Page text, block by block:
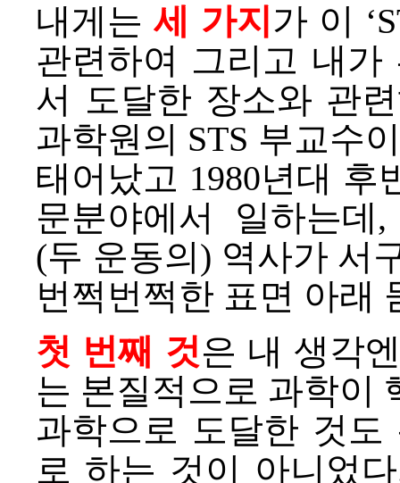
내게는세 가지가 이
관련하여 그리고 내
서 도달한 장소와 관
과학원의 STS 부교수
태어났고 1980년대
문분야에서 일하는
(두 운동의) 역사가 서
번쩍번쩍한 표면 아래
첫 번째 것은 내 생각
는 본질적으로 과학이
과학으로 도달한 것도
로 하는 것이 아니었